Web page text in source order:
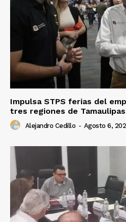
Impulsa STPS ferias del
tres regiones de Tamaulipas
Alejandro Cedillo - Agosto 6,